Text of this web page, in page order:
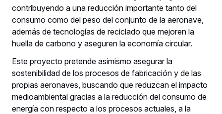
contribuyendo a una reducción importante tanto del
consumo como del peso del conjunto de la aeronave,
además de tecnologías de reciclado que mejoren la
huella de carbono y aseguren la economía circular.
Este proyecto pretende asimismo asegurar la
sostenibilidad de los procesos de fabricación y de las
propias aeronaves, buscando que reduzcan el impacto
medioambiental gracias a la reducción del consumo de
energía con respecto a los procesos actuales, a la